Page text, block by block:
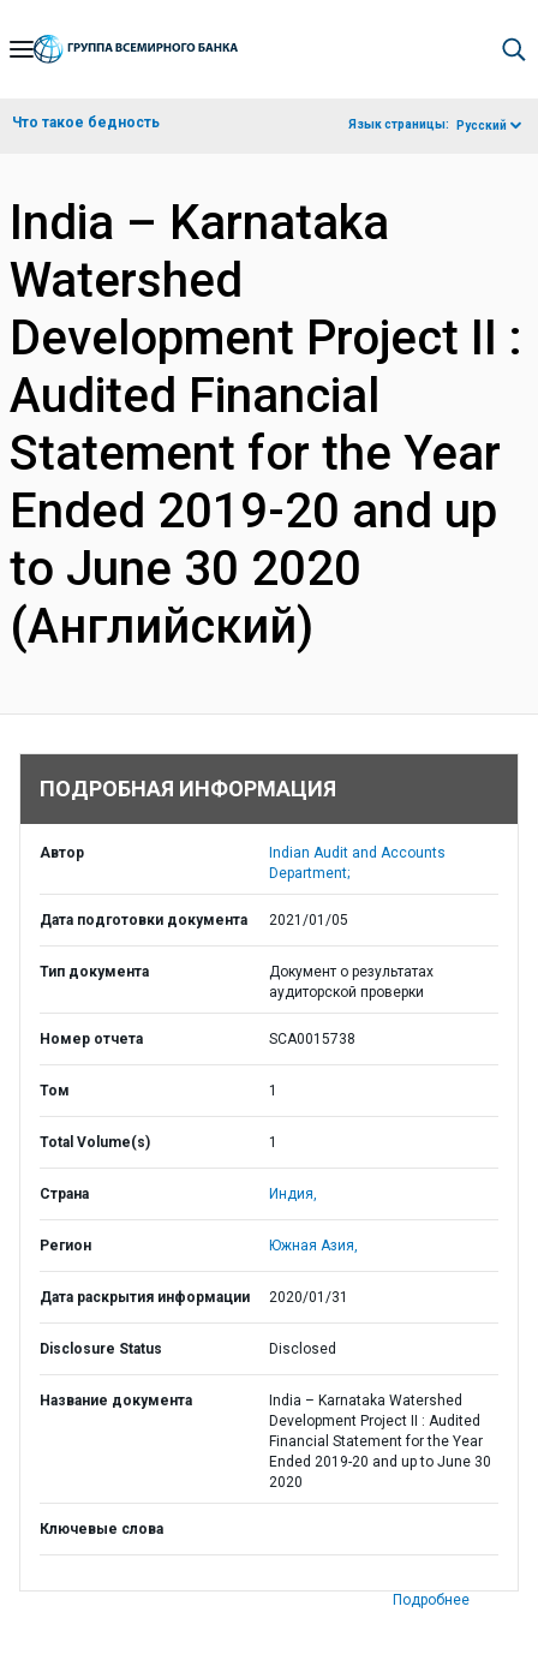
Skip
Navigation
Что такое бедность Язык страницы: Русский
India – Karnataka
Watershed
Development Project II :
Audited Financial
Statement for the Year
Ended 2019-20 and up
to June 30 2020
(Английский)
ПОДРОБНАЯ ИНФОРМАЦИЯ
Автор
Indian Audit and Accounts
Department;
Дата подготовки документа 2021/01/05
Тип документа
Документ о результатах
аудиторской проверки
Номер отчета SCA0015738
Том 1
Total Volume(s) 1
Страна Индия,
Регион Южная Азия,
Дата раскрытия информации 2020/01/31
Disclosure Status Disclosed
Название документа
India – Karnataka Watershed
Development Project II : Audited
Financial Statement for the Year
Ended 2019-20 and up to June 30
2020
Ключевые слова
Подробнее